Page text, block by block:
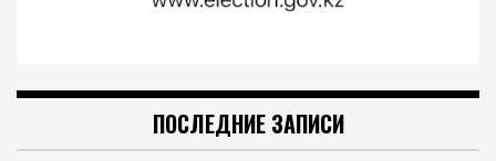
ПОСЛЕДНИЕ ЗАПИСИ